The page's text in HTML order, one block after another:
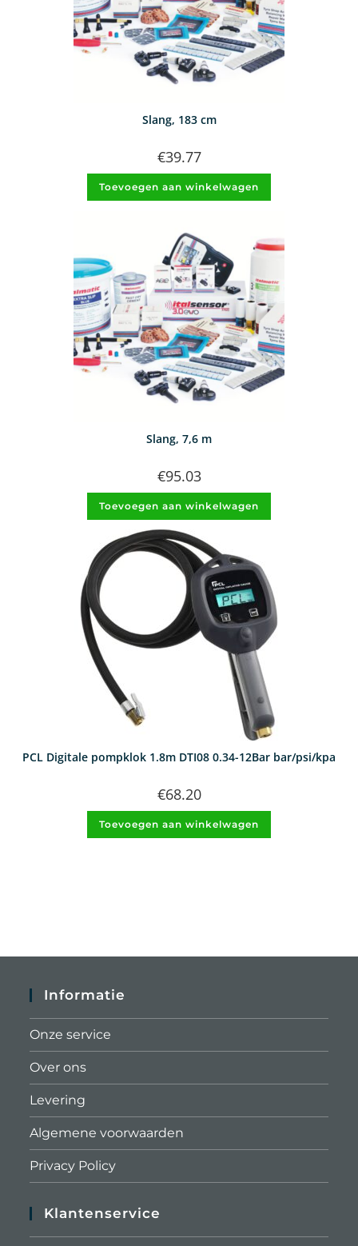
Slang, 183 cm
€39.77
Toevoegen aan winkelwagen
Slang, 7,6 m
€95.03
Toevoegen aan winkelwagen
PCL Digitale pompklok 1.8m DTI08 0.34-12Bar bar/psi/kpa
€68.20
Toevoegen aan winkelwagen
Informatie
Onze service
Over ons
Levering
Algemene voorwaarden
Privacy Policy
Klantenservice